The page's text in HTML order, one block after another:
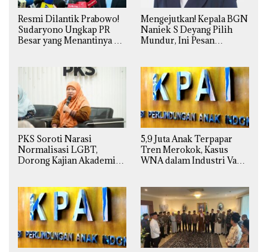
Resmi Dilantik Prabowo!
Sudaryono Ungkap PR
Besar yang Menantinya di
Mengejutkan! Kepala BGN
Naniek S Deyang Pilih
Mundur, Ini Pesan
PKS Soroti Narasi
Normalisasi LGBT,
Dorong Kajian Akademik
Agama
5,9 Juta Anak Terpapar
Tren Merokok, Kasus
WNA dalam Industri Vape